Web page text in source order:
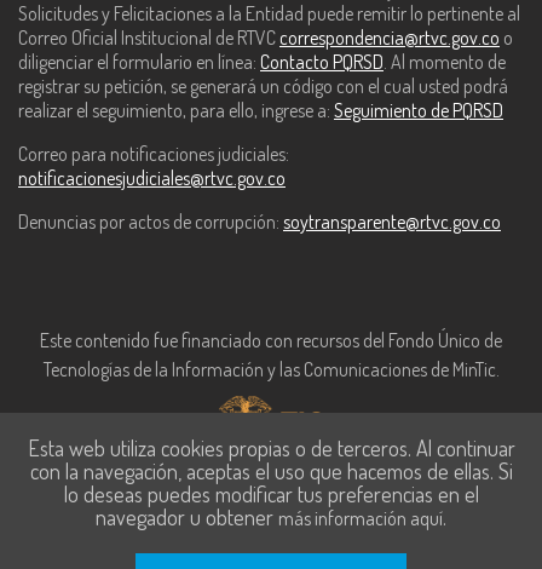
Solicitudes y Felicitaciones a la Entidad puede remitir lo pertinente al
Correo Oficial Institucional de RTVC correspondencia@rtvc.gov.co o
diligenciar el formulario en línea: Contacto PQRSD. Al momento de
registrar su petición, se generará un código con el cual usted podrá
realizar el seguimiento, para ello, ingrese a: Seguimiento de PQRSD
Correo para notificaciones judiciales:
notificacionesjudiciales@rtvc.gov.co
Denuncias por actos de corrupción: soytransparente@rtvc.gov.co
Este contenido fue financiado con recursos del Fondo Único de
Tecnologías de la Información y las Comunicaciones de MinTic.
Esta web utiliza cookies propias o de terceros. Al continuar
con la navegación, aceptas el uso que hacemos de ellas. Si
lo deseas puedes modificar tus preferencias en el
navegador u obtener más información aquí.